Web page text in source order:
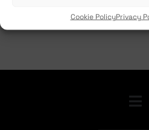
Cookie PolicyPrivacy